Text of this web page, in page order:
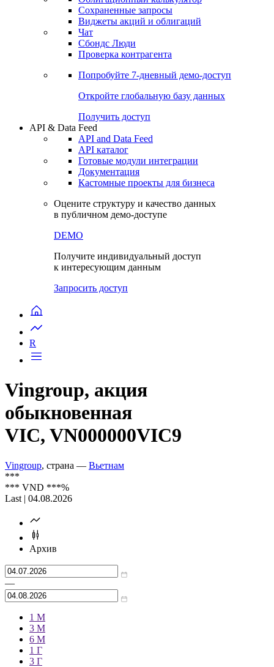
Сохраненные запросы
Виджеты акций и облигаций
Чат
Сбондс Люди
Проверка контрагента
Попробуйте 7-дневный демо-доступ
Откройте глобальную базу данных
Получить доступ
API & Data Feed
API and Data Feed
API каталог
Готовые модули интеграции
Документация
Кастомные проекты для бизнеса
Оцените структуру и качество данных
в публичном демо-доступе
DEMO
Получите индивидуальный доступ
к интересующим данным
Запросить доступ
R
Vingroup, акция
обыкновенная
VIC, VN000000VIC9
Vingroup, страна — Вьетнам
***
*** VND ***%
Last | 04.08.2026
Архив
—
1 М
3 М
6 М
1 Г
3 Г